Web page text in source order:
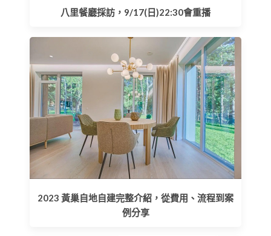
八里餐廳採訪，9/17(日)22:30會重播
2023 黃巢自地自建完整介紹，從費用、流程到案
例分享